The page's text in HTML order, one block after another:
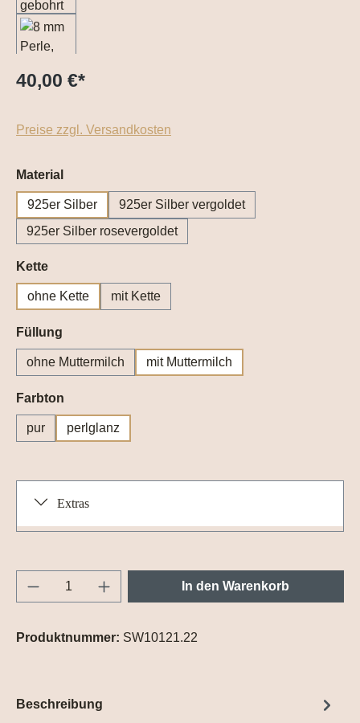
40,00 €*
Preise zzgl. Versandkosten
Materialauswählen
925er Silber
925er Silber vergoldet
925er Silber rosevergoldet
Ketteauswählen
ohne Kette mit Kette
Füllung
ohne Muttermilch mit Muttermilch
Farbton
pur perlglanz
Extras
Produkt Anzahl: Gib den gewünschten
In den Warenkorb
Produktnummer: SW10121.22
Beschreibung